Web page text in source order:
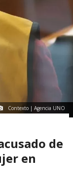
Contexto | Agencia UNO
de
en